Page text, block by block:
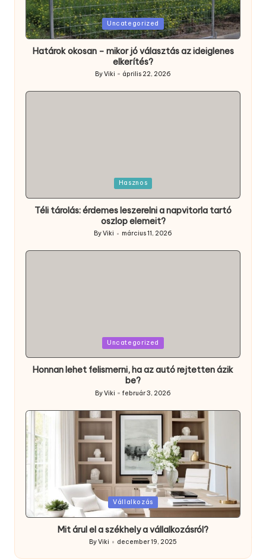
Posted
in
Uncategorized
Határok okosan – mikor jó választás az ideiglenes
elkerítés?
Posted
by
ByViki április 22, 2026
Hasznos
Téli tárolás: érdemes leszerelni a napvitorla tartó
oszlop elemeit?
Posted
by
ByViki március 11, 2026
Uncategorized
Honnan lehet felismerni, ha az autó rejtetten ázik
be?
Posted
ByViki február 3, 2026
Posted
in
Vállalkozás
Mit árul el a székhely a vállalkozásról?
Posted
by
ByViki december 19, 2025